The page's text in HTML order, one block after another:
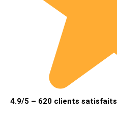
4.9/5 – 620 clients satisfaits